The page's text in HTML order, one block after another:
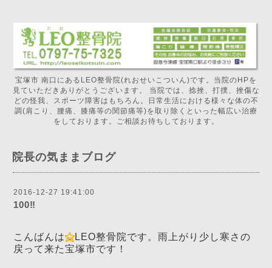
宝塚市 南口にあるLEO整骨院(れおせいこついん)です。当院のHPを
見ていただきありがとうございます。 当院では、捻挫、打撲、挫傷な
どの怪我、スポーツ障害はもちろん。日常生活における様々な体の不
調(肩こり、腰痛、膝痛等の関節痛等)を取り除くといった幅広い治療
をしております。ご相談お待ちしております。
院長の気ままブログ
2016-12-27 19:41:00
100‼️
こんばんは
LEO整骨院です。雨上がり少し寒さの
戻って来た宝塚市です！